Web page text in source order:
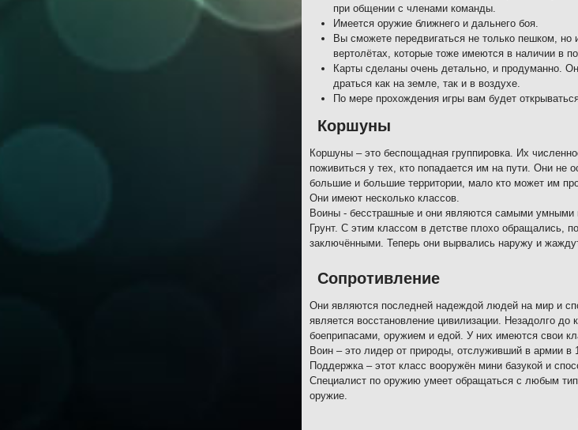
при общении с членами команды.
Имеется оружие ближнего и дальнего боя.
Вы сможете передвигаться не только пешком,
вертолётах, которые тоже имеются в наличии в
Карты сделаны очень детально, и продуманно.
драться как на земле, так и в воздухе.
По мере прохождения игры вам будет
Коршуны
Коршуны – это беспощадная группировка. Их
поживиться у тех, кто попадается им на пути. Они
большие и большие территории, мало кто может им
Они имеют несколько классов.
Воины - бесстрашные и они являются самыми умными
Грунт. С этим классом в детстве плохо обращались,
заключёнными. Теперь они вырвались наружу и
Сопротивление
Они являются последней надеждой людей на мир и
является восстановление цивилизации. Незадолго
боеприпасами, оружием и едой. У них имеются свои
Воин – это лидер от природы, отслуживший в армии в
Поддержка – этот класс вооружён мини базукой и
Специалист по оружию умеет обращаться с любым
оружие.